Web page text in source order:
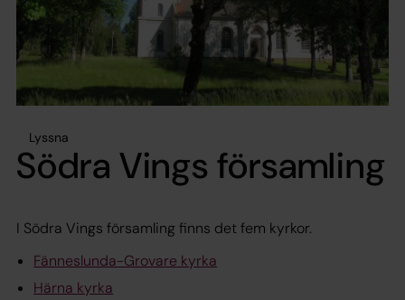
Lyssna
Södra Vings församling
I Södra Vings församling finns det fem kyrkor.
Fänneslunda-Grovare kyrka
Härna kyrka